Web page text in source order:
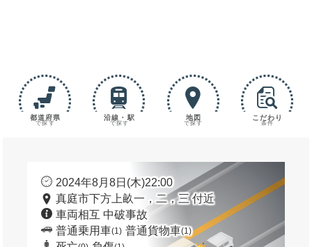
都道府県
で探す
沿線・駅
で探す
地図
で探す
こだわり
条件
2024年8月8日(木)22:00
真庭市下方上畝一，二，三 付近
車両相互 中破事故
普通乗用車(1) 普通貨物車(1)